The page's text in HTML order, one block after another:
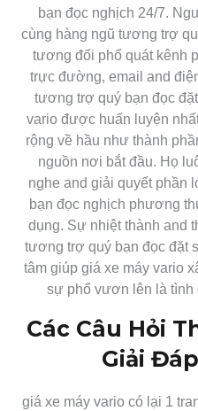
bạn đọc nghịch 24/7.
cùng hàng ngũ tương trợ
tương đối phổ quát kênh
trực đường, email and
tương trợ quý bạn đọc
vario được huấn luyện
rộng về hầu như thành
nguồn nơi bắt đầu. Họ
nghe and giải quyết phần
bạn đọc nghịch phương
dụng. Sự nhiệt thành and
tương trợ quý bạn đọc đặt
tâm giúp giá xe máy vario
sự phổ vươn lên là tình
Các Câu Hỏi
Giải
giá xe máy vario có lại 1